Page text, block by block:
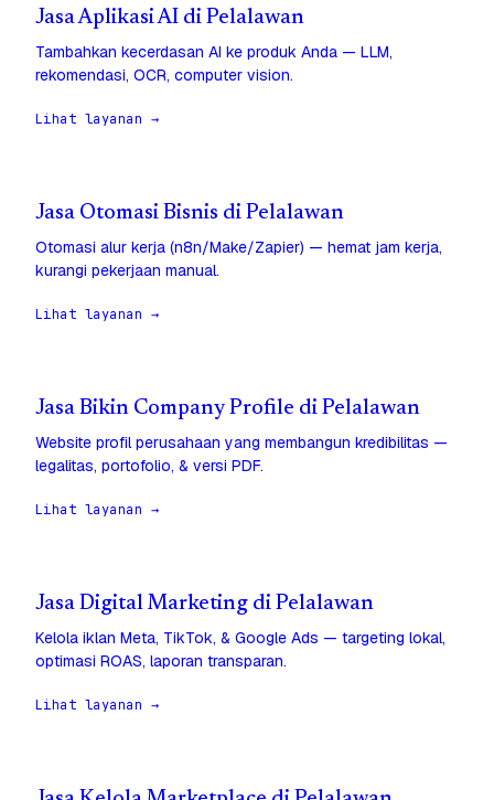
Jasa Aplikasi AI di Pelalawan
Tambahkan kecerdasan AI ke produk Anda — LLM,
rekomendasi, OCR, computer vision.
Lihat layanan →
Jasa Otomasi Bisnis di Pelalawan
Otomasi alur kerja (n8n/Make/Zapier) — hemat jam kerja,
kurangi pekerjaan manual.
Lihat layanan →
Jasa Bikin Company Profile di Pelalawan
Website profil perusahaan yang membangun kredibilitas —
legalitas, portofolio, & versi PDF.
Lihat layanan →
Jasa Digital Marketing di Pelalawan
Kelola iklan Meta, TikTok, & Google Ads — targeting lokal,
optimasi ROAS, laporan transparan.
Lihat layanan →